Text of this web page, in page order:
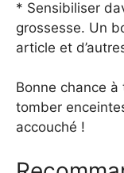
* Sensibiliser
grossesse. Un
article et
Bonne chance
tomber
accouché !